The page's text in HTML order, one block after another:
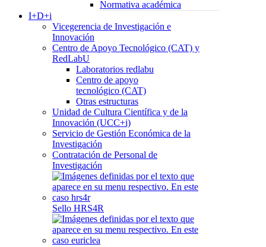
Normativa académica
I+D+i
Vicegerencia de Investigación e
Innovación
Centro de Apoyo Tecnológico (CAT) y
RedLabU
Laboratorios redlabu
Centro de apoyo
tecnológico (CAT)
Otras estructuras
Unidad de Cultura Científica y de la
Innovación (UCC+i)
Servicio de Gestión Económica de la
Investigación
Contratación de Personal de
Investigación
Sello HRS4R